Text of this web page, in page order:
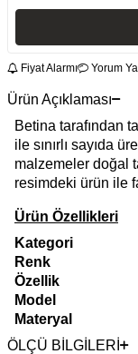
Fiyat Alarmı Yorum
Ürün Açıklaması
Betina tarafından
ile sınırlı sayıda
malzemeler doğal
resimdeki ürün ile
Ürün Özellikleri
Kategori
Renk
Özellik
Model
Materyal
ÖLÇÜ BİLGİLERİ